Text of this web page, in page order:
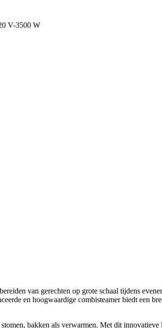
V-3500 W
van gerechten op grote schaal tijdens
en hoogwaardige combisteamer biedt een
bakken als verwarmen. Met dit